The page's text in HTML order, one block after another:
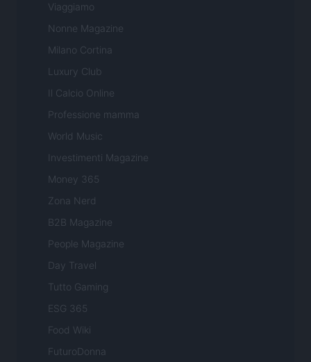
Viaggiamo
Nonne Magazine
Milano Cortina
Luxury Club
Il Calcio Online
Professione mamma
World Music
Investimenti Magazine
Money 365
Zona Nerd
B2B Magazine
People Magazine
Day Travel
Tutto Gaming
ESG 365
Food Wiki
FuturoDonna